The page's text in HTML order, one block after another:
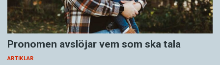
Pronomen avslöjar vem som ska tala
ARTIKLAR